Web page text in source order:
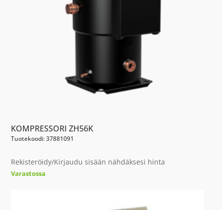
KOMPRESSORI ZH56K
Tuotekoodi: 37881091
Rekisteröidy/Kirjaudu sisään nähdäksesi hinta
Varastossa